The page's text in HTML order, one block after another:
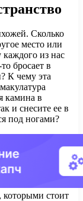
Сколько
место или
каждого из нас
бросает в
К чему эта
камина в
и снесите ее в
под ногами?